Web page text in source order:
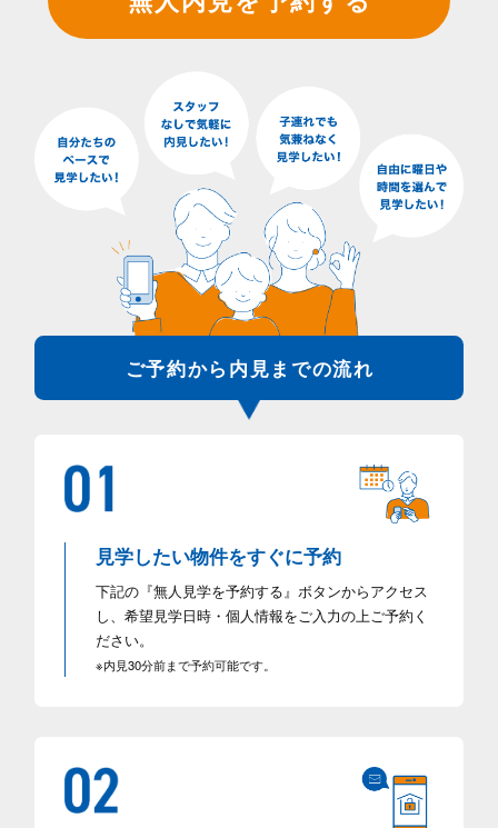
ご予約から内見までの流れ
見学したい物件をすぐに予約
下記の『無人見学を予約する』ボタンからアクセス
し、希望見学日時・個人情報をご入力の上ご予約く
ださい。
※内見30分前まで予約可能です。